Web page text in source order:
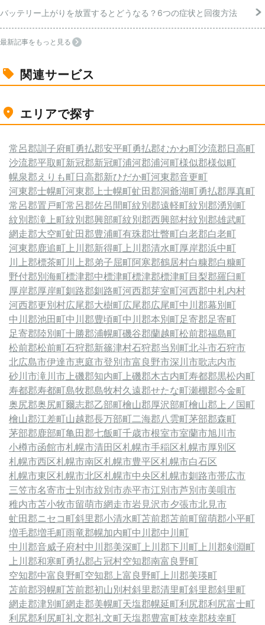
バッテリー上がりを放置するとどうなる？6つの症状と回復方法
最新記事をもっと見る
関連サービス
エリアで探す
常呂郡訓子府町勇払郡安平町勇払郡むかわ町沙流郡日高町
沙流郡平取町新冠郡新冠町浦河郡浦河町様似郡様似町
幌泉郡えりも町日高郡新ひだか町河東郡音更町
河東郡士幌町河東郡上士幌町虻田郡洞爺湖町勇払郡厚真町
常呂郡置戸町常呂郡佐呂間町紋別郡遠軽町紋別郡湧別町
紋別郡滝上町紋別郡興部町紋別郡西興部村紋別郡雄武町
網走郡大空町虻田郡豊浦町有珠郡壮瞥町白老郡白老町
河東郡鹿追町 上川郡新得町 上川郡清水町厚岸郡浜中町
川上郡標茶町川上郡弟子屈町阿寒郡鶴居村白糠郡白糠町
野付郡別海町標津郡中標津町標津郡標津町目梨郡羅臼町
厚岸郡厚岸町釧路郡釧路町河西郡芽室町河西郡中札内村
河西郡更別村広尾郡大樹町広尾郡広尾町中川郡幕別町
中川郡池田町中川郡豊頃町中川郡本別町足寄郡足寄町
足寄郡陸別町十勝郡浦幌町磯谷郡蘭越町松前郡福島町
松前郡松前町石狩郡新篠津村石狩郡当別町北斗市石狩市
北広島市伊達市恵庭市登別市富良野市深川市歌志内市
砂川市滝川市 上磯郡知内町 上磯郡木古内町寿都郡黒松内町
寿都郡寿都町島牧郡島牧村久遠郡せたな町瀬棚郡今金町
奥尻郡奥尻町爾志郡乙部町檜山郡厚沢部町檜山郡上ノ国町
檜山郡江差町山越郡長万部町二海郡八雲町茅部郡森町
茅部郡鹿部町亀田郡七飯町千歳市根室市室蘭市旭川市
小樽市函館市札幌市清田区札幌市手稲区札幌市厚別区
札幌市西区札幌市南区札幌市豊平区札幌市白石区
札幌市東区札幌市北区札幌市中央区札幌市釧路市帯広市
三笠市名寄市士別市紋別市赤平市江別市芦別市美唄市
稚内市苫小牧市留萌市網走市岩見沢市夕張市北見市
虻田郡ニセコ町斜里郡小清水町苫前郡苫前町留萌郡小平町
増毛郡増毛町雨竜郡幌加内町中川郡中川町
中川郡音威子府村中川郡美深町 上川郡下川町 上川郡剣淵町
上川郡和寒町勇払郡占冠村空知郡南富良野町
空知郡中富良野町空知郡上富良野町 上川郡美瑛町
苫前郡羽幌町苫前郡初山別村斜里郡清里町斜里郡斜里町
網走郡津別町網走郡美幌町天塩郡幌延町利尻郡利尻富士町
利尻郡利尻町礼文郡礼文町天塩郡豊富町枝幸郡枝幸町